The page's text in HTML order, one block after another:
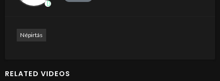
Népirtás
RELATED VIDEOS